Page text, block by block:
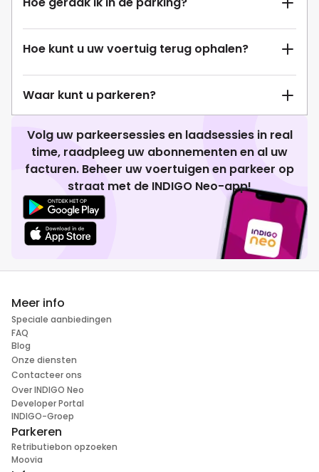
Hoe kunt u uw voertuig terug ophalen?
Waar kunt u parkeren?
Volg uw parkeersessies en laadsessies in real
time, raadpleeg uw abonnementen en al uw
facturen. Beheer uw voertuigen en parkeer op
straat met de INDIGO Neo-app!
Meer info
Speciale aanbiedingen
FAQ
Blog
Onze diensten
Contacteer ons
Over INDIGO Neo
Developer Portal
INDIGO-Groep
Parkeren
Retributiebon opzoeken
Moovia